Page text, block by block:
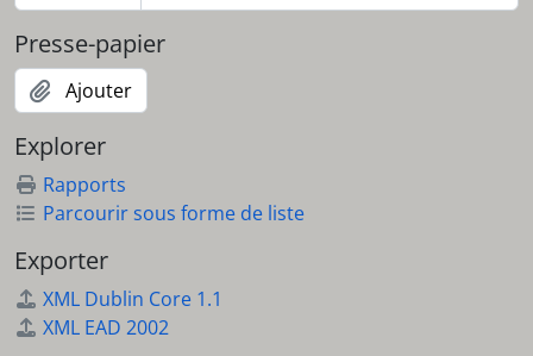
Presse-papier
Ajouter
Explorer
Rapports
Parcourir sous forme de liste
Exporter
XML Dublin Core 1.1
XML EAD 2002